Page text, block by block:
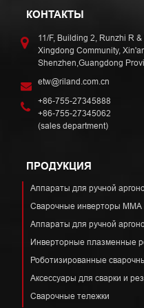
КОНТАКТЫ
11/F, Building 2, Runzhi R
Xingdong Community,
Shenzhen,Guangdong
etw@riland.com.cn
+86-755-27345888
+86-755-27345062
(sales department)
ПРОДУКЦИЯ
Аппараты для ручной
Сварочные инверторы ММА
Аппараты для ручной
Инверторные плазменные
Роботизированные
Аксессуары для сварки и
Сварочные тележки